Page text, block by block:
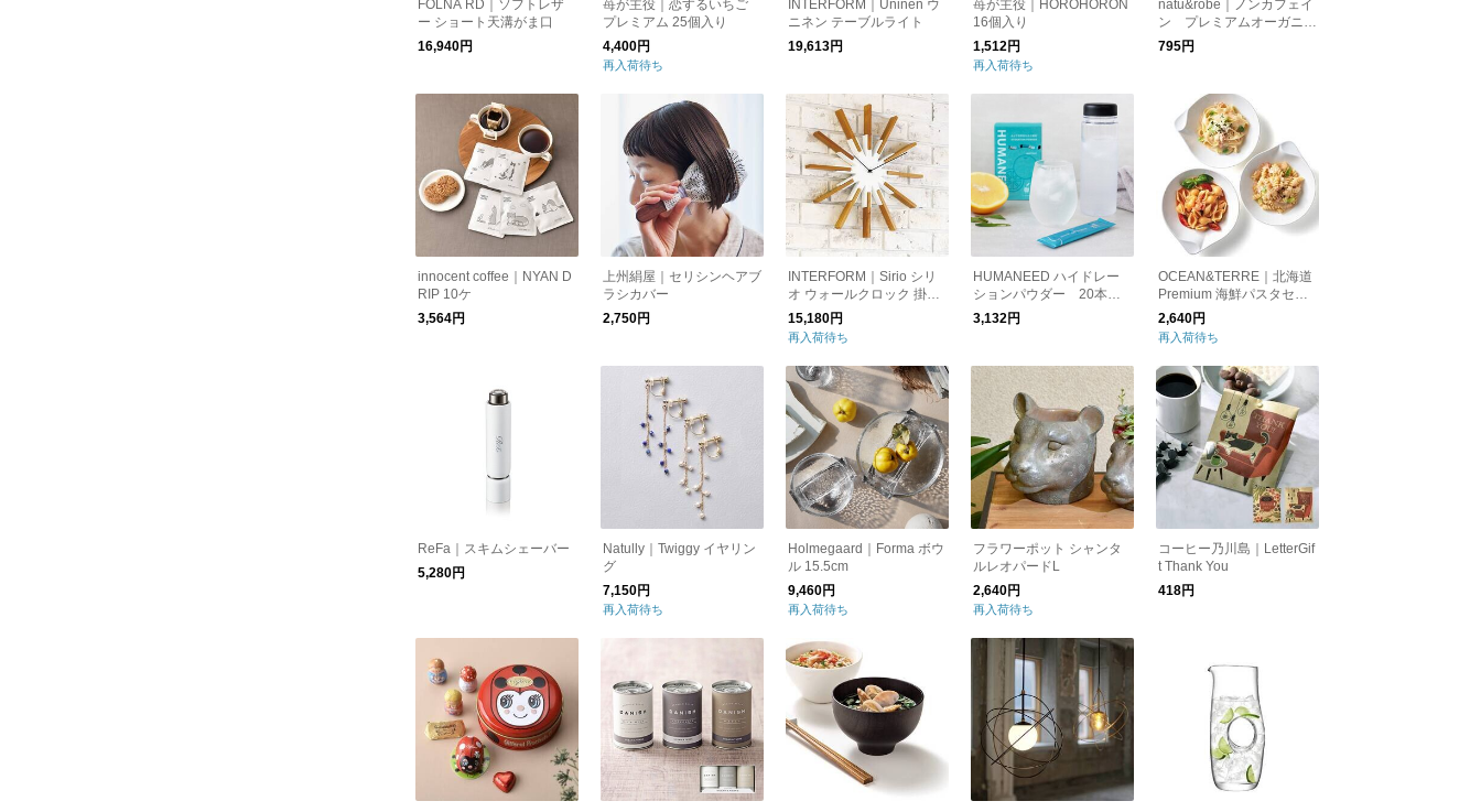
FOLNA RD｜ソフトレザ
ー ショート天溝がま口
16,940円
苺が主役｜恋するいちご
プレミアム 25個入り
4,400円
再入荷待ち
INTERFORM｜Uninen ウ
ニネン テーブルライト
19,613円
苺が主役｜HOROHORON
16個入り
1,512円
再入荷待ち
natu&robe｜ノンカフェイ
ン プレミアムオーガニッ
クルイボスティー カップ
用１０個入り
795円
innocent coffee｜NYAN D
RIP 10ケ
3,564円
上州絹屋｜セリシンヘアブ
ラシカバー
2,750円
INTERFORM｜Sirio シリ
オ ウォールクロック 掛け
時計
15,180円
再入荷待ち
HUMANEED ハイドレー
ションパウダー 20本入
り
3,132円
OCEAN&TERRE｜北海道
Premium 海鮮パスタセッ
トE
2,640円
再入荷待ち
ReFa｜スキムシェーバー
5,280円
Natully｜Twiggy イヤリン
グ
7,150円
再入荷待ち
Holmegaard｜Forma ボウ
ル 15.5cm
9,460円
再入荷待ち
フラワーポット シャンタ
ルレオパードL
2,640円
再入荷待ち
コーヒー乃川島｜LetterGif
t Thank You
418円